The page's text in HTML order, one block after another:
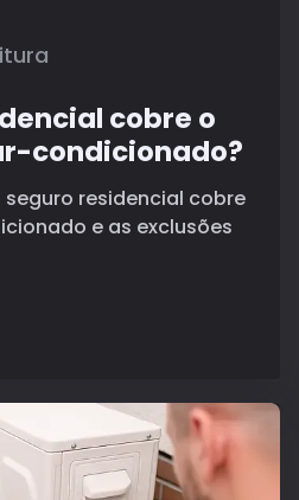
cobre o
condicionado?
residencial cobre
e as exclusões